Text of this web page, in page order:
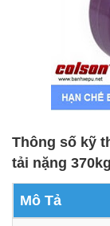
Thông số kỹ
tải nặng
Mô Tả